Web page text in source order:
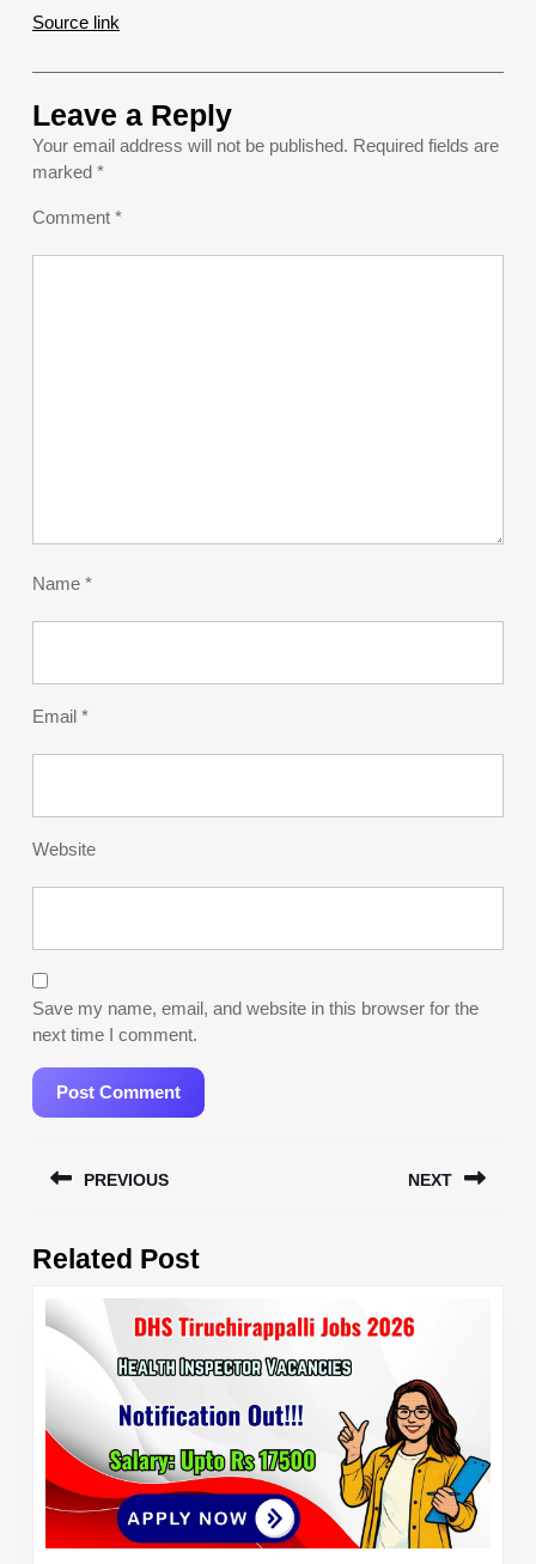
Source link
Leave a Reply
Your email address will not be published. Required fields are
marked *
Comment *
Name *
Email *
Website
Save my name, email, and website in this browser for the
next time I comment.
navigation
PREVIOUS
post:
NEXT
Related Post